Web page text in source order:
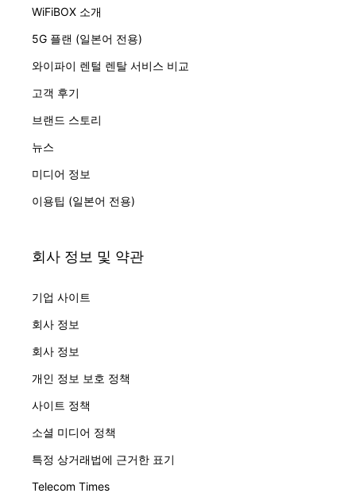
WiFiBOX 소개
5G 플랜 (일본어 전용)
와이파이 렌털 렌탈 서비스 비교
고객 후기
브랜드 스토리
뉴스
미디어 정보
이용팁 (일본어 전용)
회사 정보 및 약관
기업 사이트
회사 정보
회사 정보
개인 정보 보호 정책
사이트 정책
소셜 미디어 정책
특정 상거래법에 근거한 표기
Telecom Times